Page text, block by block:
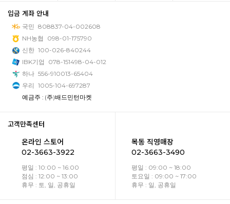
입금 계좌 안내
국민 808837-04-002608
NH농협
098-01-175790
신한 100-026-840244
IBK기업
078-151498-04-012
하나 556-910013-65404
우리 1005-104-697287
예금주 : (주)배드민턴마켓
고객만족센터
온라인 스토어
02-3663-3922
평일 : 10:00 ~ 16:00
점심 : 12:00 ~ 13:00
휴무 : 토, 일, 공휴일
목동 직영매장
02-3663-3490
평일 : 09:00 ~ 18:00
토요일 : 09:00 ~ 17:00
휴무 : 일, 공휴일